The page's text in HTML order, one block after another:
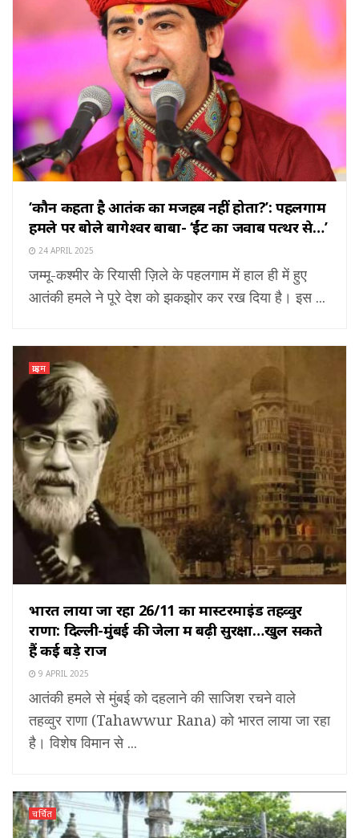
‘कौन कहता है आतंक का मजहब नहीं होता?’: पहलगाम
हमले पर बोले बागेश्वर बाबा- ‘ईंट का जवाब पत्थर से…’
24 APRIL 2025
जम्मू-कश्मीर के रियासी ज़िले के पहलगाम में हाल ही में हुए
आतंकी हमले ने पूरे देश को झकझोर कर रख दिया है। इस ...
क्राइम
भारत लाया जा रहा 26/11 का मास्टरमाइंड तहव्वुर
राणा: दिल्ली-मुंबई की जेलों में बढ़ी सुरक्षा…खुल सकते
हैं कई बड़े राज
9 APRIL 2025
आतंकी हमले से मुंबई को दहलाने की साजिश रचने वाले
तहव्वुर राणा (Tahawwur Rana) को भारत लाया जा रहा
है। विशेष विमान से ...
चर्चित